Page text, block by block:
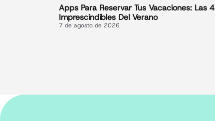
Apps Para Reservar Tus Vacaciones: Las 4
Imprescindibles Del Verano
7 de agosto de 2026